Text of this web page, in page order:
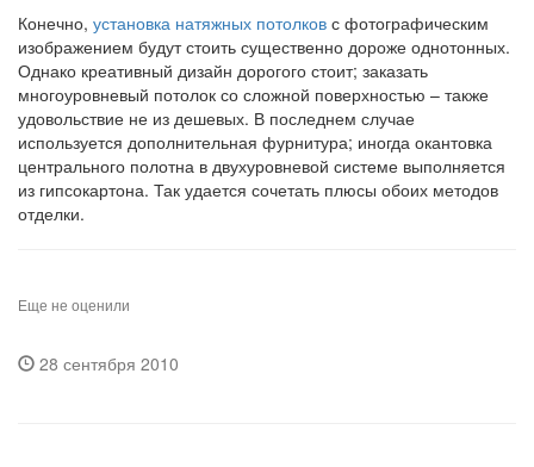
Конечно, установка натяжных потолков с фотографическим
изображением будут стоить существенно дороже однотонных.
Однако креативный дизайн дорогого стоит; заказать
многоуровневый потолок со сложной поверхностью – также
удовольствие не из дешевых. В последнем случае
используется дополнительная фурнитура; иногда окантовка
центрального полотна в двухуровневой системе выполняется
из гипсокартона. Так удается сочетать плюсы обоих методов
отделки.
Еще не оценили
28 сентября 2010